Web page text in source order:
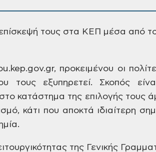
τους στα ΚΕΠ μέσα από
προκειμένου οι
τους εξυπηρετεί. Σκοπός
κατάστημα της επιλογής τους
κάτι που αποκτά ιδιαίτερη
της Γενικής